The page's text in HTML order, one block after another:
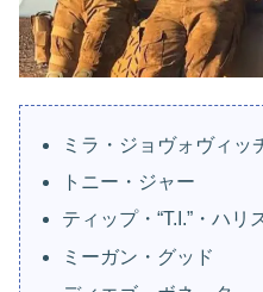
ミラ・ジョヴォヴィッ
トニー・ジャー
ティップ・“T.I.”・ハリ
ミーガン・グッド